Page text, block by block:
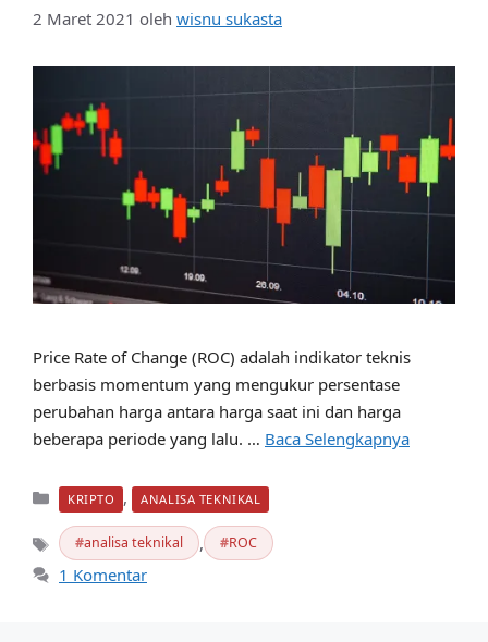
2 Maret 2021 oleh wisnu sukasta
Price Rate of Change (ROC) adalah indikator teknis
berbasis momentum yang mengukur persentase
perubahan harga antara harga saat ini dan harga
beberapa periode yang lalu. … Baca Selengkapnya
Kategori
KRIPTO , ANALISA TEKNIKAL
Tag analisa teknikal , ROC
1 Komentar